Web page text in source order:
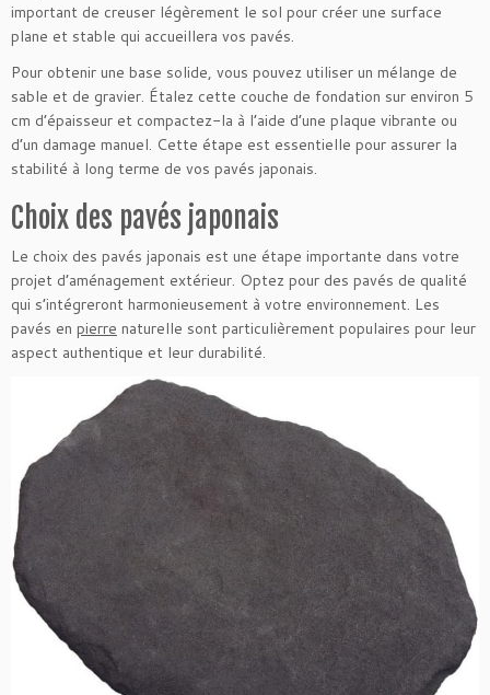
important de creuser légèrement le sol pour créer une surface
plane et stable qui accueillera vos pavés.
Pour obtenir une base solide, vous pouvez utiliser un mélange de
sable et de gravier. Étalez cette couche de fondation sur environ 5
cm d’épaisseur et compactez-la à l’aide d’une plaque vibrante ou
d’un damage manuel. Cette étape est essentielle pour assurer la
stabilité à long terme de vos pavés japonais.
Choix des pavés japonais
Le choix des pavés japonais est une étape importante dans votre
projet d’aménagement extérieur. Optez pour des pavés de qualité
qui s’intégreront harmonieusement à votre environnement. Les
pavés en pierre naturelle sont particulièrement populaires pour leur
aspect authentique et leur durabilité.